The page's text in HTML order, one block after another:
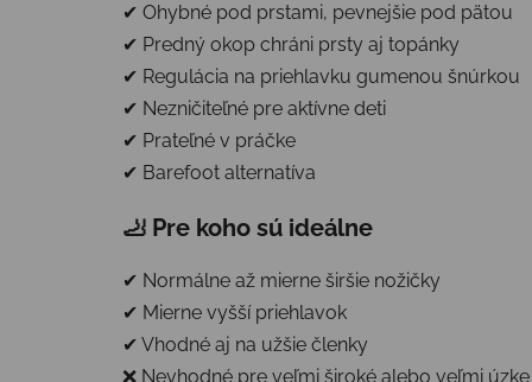
✔ Ohybné pod prstami, pevnejšie pod pätou
✔ Predný okop chráni prsty aj topánky
✔ Regulácia na priehlavku gumenou šnúrkou
✔ Nezničiteľné pre aktívne deti
✔ Prateľné v práčke
✔ Barefoot alternatíva
🦶 Pre koho sú ideálne
✔ Normálne až mierne širšie nožičky
✔ Mierne vyšší priehlavok
✔ Vhodné aj na užšie členky
❌ Nevhodné pre veľmi široké alebo veľmi